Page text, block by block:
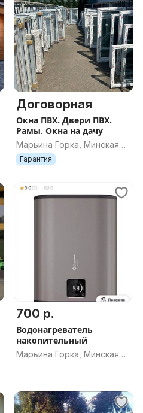
Договорная
Окна ПВХ. Двери ПВХ.
Рамы. Окна на дачу
Марьина Горка, Минская
обл.
Гарантия
700 р.
Водонагреватель
накопительный
Марьина Горка, Минская